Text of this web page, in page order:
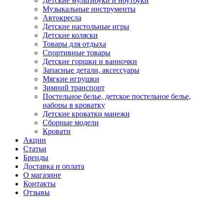
Музыкальные инструменты
Автокресла
Детские настольные игры
Детские коляски
Товары для отдыха
Спортивные товары
Детские горшки и ванночки
Запасные детали, аксессуары
Мягкие игрушки
Зимний транспорт
Постельное белье, детское постельное белье,
наборы в кроватку
Детские кроватки манежи
Сборные модели
Кровати
Акции
Статьи
Бренды
Доставка и оплата
О магазине
Контакты
Отзывы